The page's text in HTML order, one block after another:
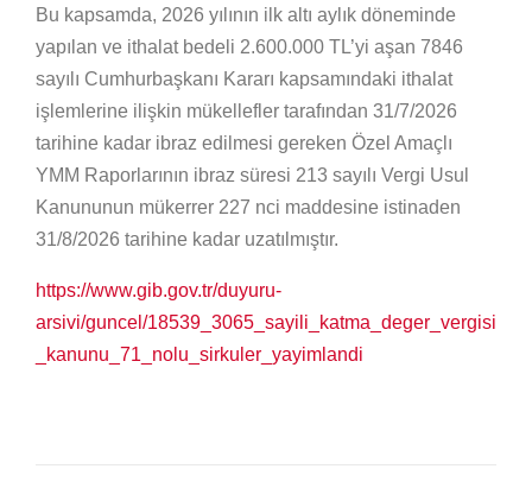
Bu kapsamda, 2026 yılının ilk altı aylık döneminde
yapılan ve ithalat bedeli 2.600.000 TL’yi aşan 7846
sayılı Cumhurbaşkanı Kararı kapsamındaki ithalat
işlemlerine ilişkin mükellefler tarafından 31/7/2026
tarihine kadar ibraz edilmesi gereken Özel Amaçlı
YMM Raporlarının ibraz süresi 213 sayılı Vergi Usul
Kanununun mükerrer 227 nci maddesine istinaden
31/8/2026 tarihine kadar uzatılmıştır.
https://www.gib.gov.tr/duyuru-
arsivi/guncel/18539_3065_sayili_katma_deger_vergisi
_kanunu_71_nolu_sirkuler_yayimlandi